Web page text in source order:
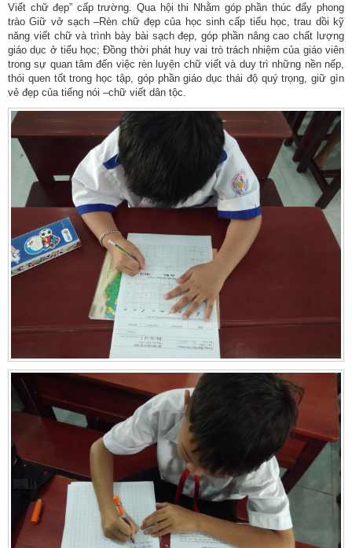
Viết chữ đẹp” cấp trường. Qua hội thi Nhằm góp phần thúc đẩy phong
trào Giữ vở sạch –Rèn chữ đẹp của học sinh cấp tiểu học, trau dồi kỹ
năng viết chữ và trình bày bài sạch đẹp, góp phần nâng cao chất lượng
giáo dục ở tiểu học; Đồng thời phát huy vai trò trách nhiệm của giáo viên
trong sự quan tâm đến việc rèn luyện chữ viết và duy trì những nền nếp,
thói quen tốt trong học tập, góp phần giáo dục thái độ quý trọng, giữ gìn
vẻ đẹp của tiếng nói –chữ viết dân tộc.